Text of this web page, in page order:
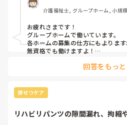
介護福祉士, グループホーム, 小規
お疲れさまです！
グループホームで働いています。
各ホームの募集の仕方にもよりま
無資格でも働けますよ！
認知症に関してはもしかしたら
ただ、グループホームは利用者様が
出来る職員がいて基本はは全ての業
います。
回答をもっ
排せつケア
リハビリパンツの隙間漏れ、拘縮